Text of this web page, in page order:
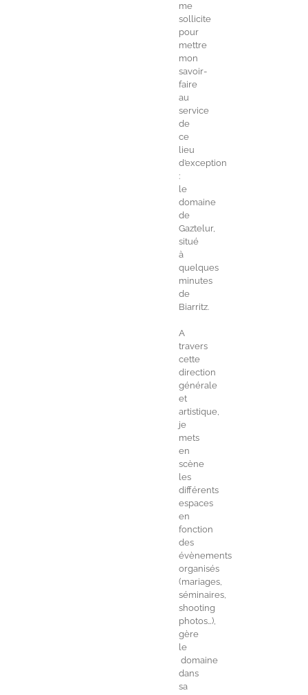
me
sollicite
pour
mettre
mon
savoir-
faire
au
service
de
ce
lieu
d’exception
:
le
domaine
de
Gaztelur,
situé
à
quelques
minutes
de
Biarritz.
A
travers
cette
direction
générale
et
artistique,
je
mets
en
scène
les
différents
espaces
en
fonction
des
évènements
organisés
(mariages,
séminaires,
shooting
photos…),
gère
le
domaine
dans
sa